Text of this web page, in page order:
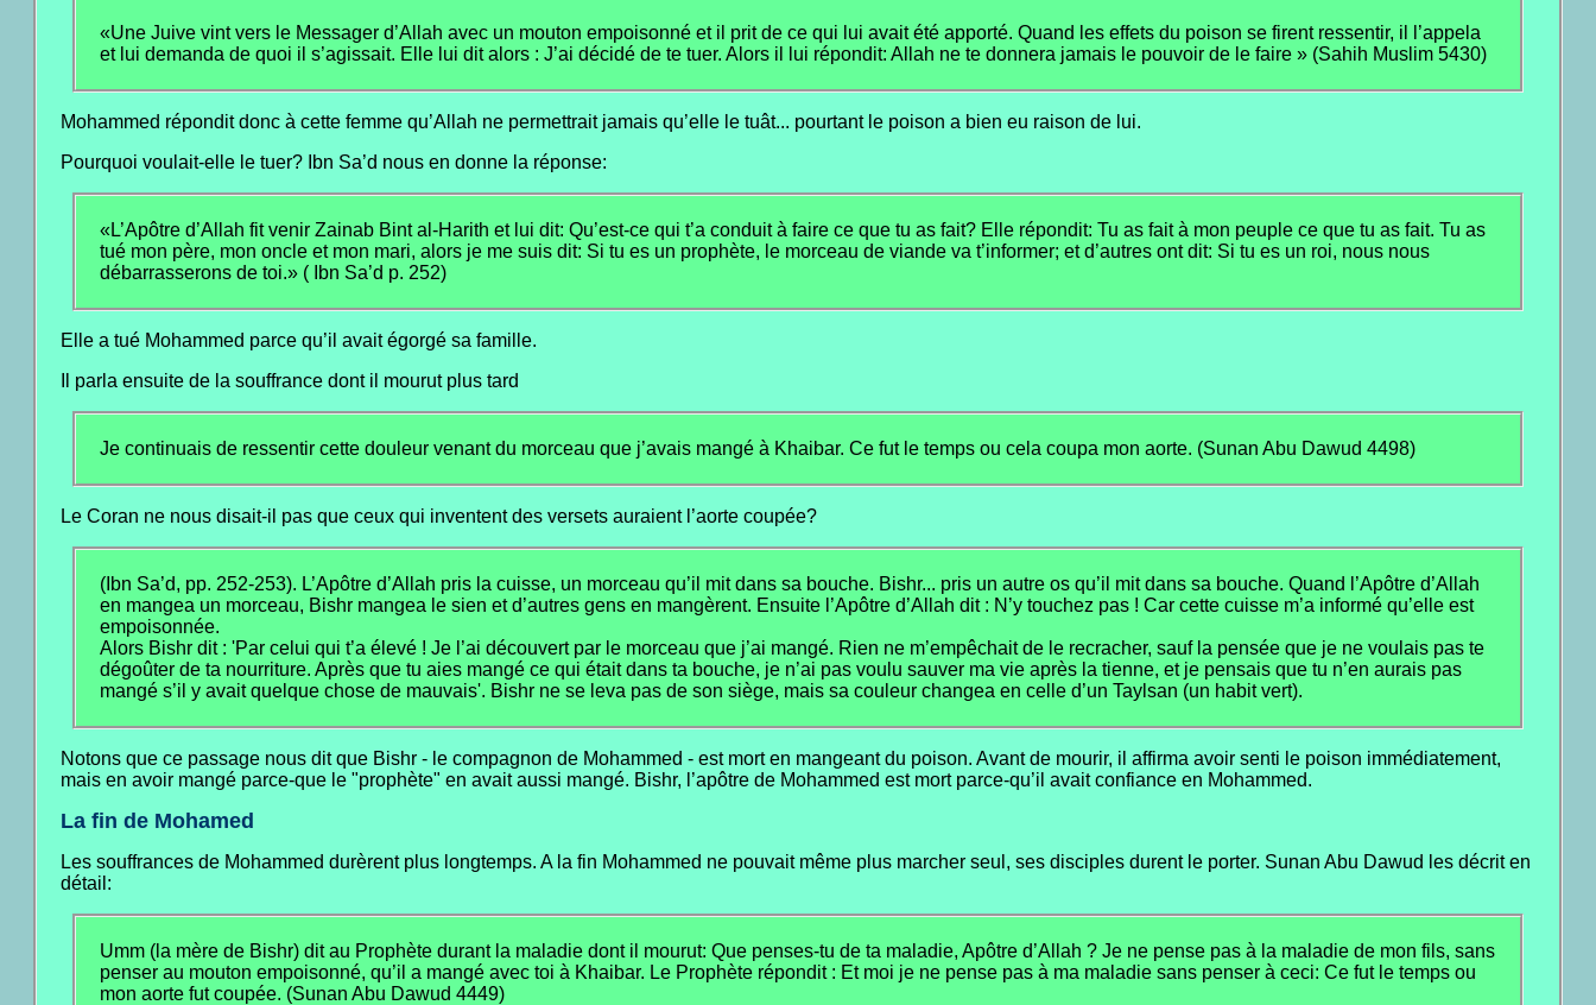
«Une Juive vint vers le Messager d’Allah avec un mouton empoisonné et il prit de ce qui lui avait été apporté. Quand les effets du poison se firent ressentir, il l’appela
et lui demanda de quoi il s’agissait. Elle lui dit alors : J’ai décidé de te tuer. Alors il lui répondit: Allah ne te donnera jamais le pouvoir de le faire » (Sahih Muslim 5430)
Mohammed répondit donc à cette femme qu’Allah ne permettrait jamais qu’elle le tuât... pourtant le poison a bien eu raison de lui.
Pourquoi voulait-elle le tuer? Ibn Sa’d nous en donne la réponse:
«L’Apôtre d’Allah fit venir Zainab Bint al-Harith et lui dit: Qu’est-ce qui t’a conduit à faire ce que tu as fait? Elle répondit: Tu as fait à mon peuple ce que tu as fait. Tu as
tué mon père, mon oncle et mon mari, alors je me suis dit: Si tu es un prophète, le morceau de viande va t’informer; et d’autres ont dit: Si tu es un roi, nous nous
débarrasserons de toi.» ( Ibn Sa’d p. 252)
Elle a tué Mohammed parce qu’il avait égorgé sa famille.
Il parla ensuite de la souffrance dont il mourut plus tard
Je continuais de ressentir cette douleur venant du morceau que j’avais mangé à Khaibar. Ce fut le temps ou cela coupa mon aorte. (Sunan Abu Dawud 4498)
Le Coran ne nous disait-il pas que ceux qui inventent des versets auraient l’aorte coupée?
(Ibn Sa’d, pp. 252-253). L’Apôtre d’Allah pris la cuisse, un morceau qu’il mit dans sa bouche. Bishr... pris un autre os qu’il mit dans sa bouche. Quand l’Apôtre d’Allah
en mangea un morceau, Bishr mangea le sien et d’autres gens en mangèrent. Ensuite l’Apôtre d’Allah dit : N’y touchez pas ! Car cette cuisse m’a informé qu’elle est
empoisonnée.
Alors Bishr dit : 'Par celui qui t’a élevé ! Je l’ai découvert par le morceau que j’ai mangé. Rien ne m’empêchait de le recracher, sauf la pensée que je ne voulais pas te
dégoûter de ta nourriture. Après que tu aies mangé ce qui était dans ta bouche, je n’ai pas voulu sauver ma vie après la tienne, et je pensais que tu n’en aurais pas
mangé s’il y avait quelque chose de mauvais'. Bishr ne se leva pas de son siège, mais sa couleur changea en celle d’un Taylsan (un habit vert).
Notons que ce passage nous dit que Bishr - le compagnon de Mohammed - est mort en mangeant du poison. Avant de mourir, il affirma avoir senti le poison immédiatement,
mais en avoir mangé parce-que le "prophète" en avait aussi mangé. Bishr, l’apôtre de Mohammed est mort parce-qu’il avait confiance en Mohammed.
La fin de Mohamed
Les souffrances de Mohammed durèrent plus longtemps. A la fin Mohammed ne pouvait même plus marcher seul, ses disciples durent le porter. Sunan Abu Dawud les décrit en
détail:
Umm (la mère de Bishr) dit au Prophète durant la maladie dont il mourut: Que penses-tu de ta maladie, Apôtre d’Allah ? Je ne pense pas à la maladie de mon fils, sans
penser au mouton empoisonné, qu’il a mangé avec toi à Khaibar. Le Prophète répondit : Et moi je ne pense pas à ma maladie sans penser à ceci: Ce fut le temps ou
mon aorte fut coupée. (Sunan Abu Dawud 4449)